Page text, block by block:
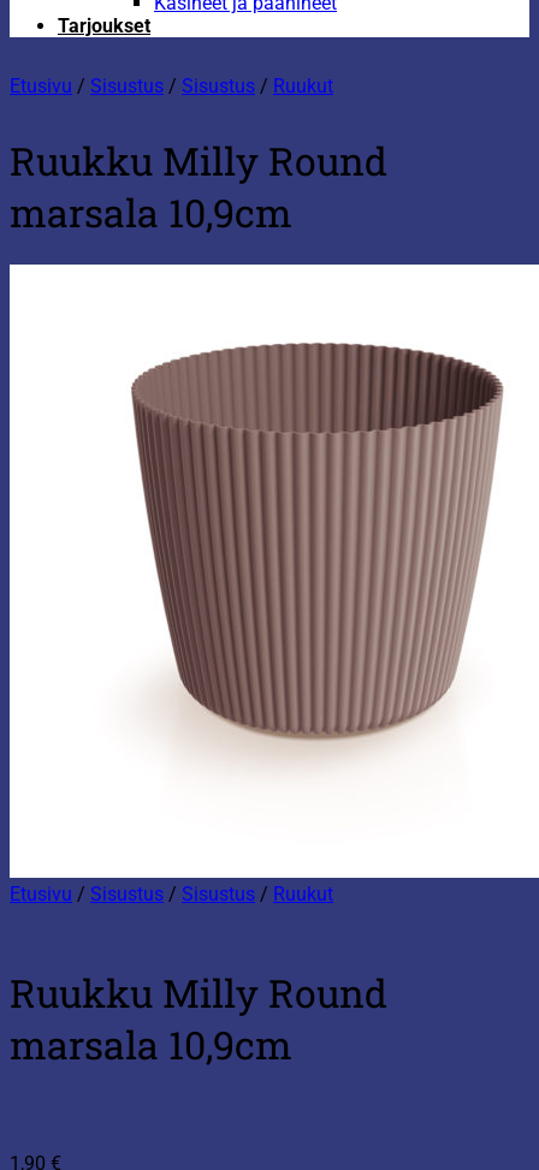
Tarjoukset
Etusivu / Sisustus / Sisustus / Ruukut
Ruukku Milly Round
marsala 10,9cm
Etusivu / Sisustus / Sisustus / Ruukut
Ruukku Milly Round
marsala 10,9cm
1,90 €